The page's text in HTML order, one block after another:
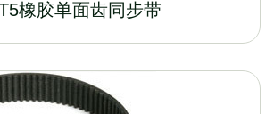
橡胶单面齿同步带